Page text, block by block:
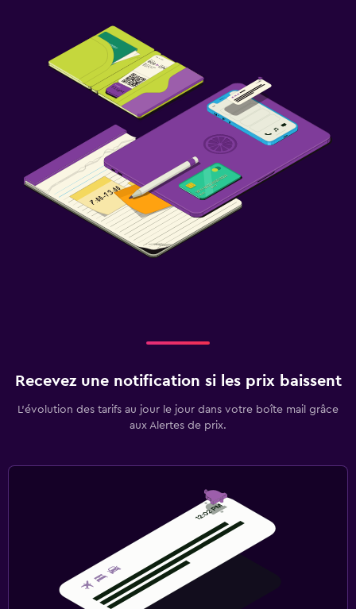
Recevez une notification si les prix baissent
L’évolution des tarifs au jour le jour dans votre boîte mail grâce
aux Alertes de prix.